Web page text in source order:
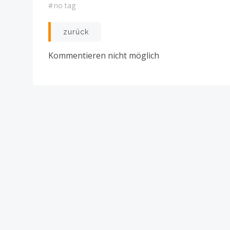
#no tag
Post
navigation
zurück
Kommentieren nicht möglich